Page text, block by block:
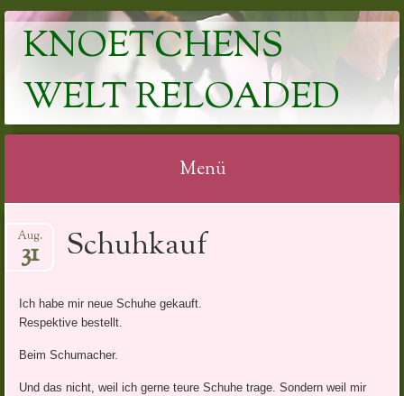
KNOETCHENS
WELT RELOADED
Menü
zum
Inhalt
Schuhkauf
Aug.
31
Ich habe mir neue Schuhe gekauft.
Respektive bestellt.
Beim Schumacher.
Und das nicht, weil ich gerne teure Schuhe trage. Sondern weil mir